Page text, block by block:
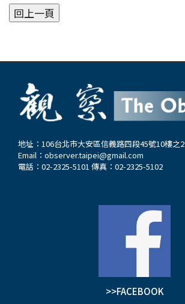
地址：106台北市大安區信義路四段45號10樓之2
Email： observer.taipei@gmail.com
電話：02-2325-5101 傳真：02-2325-5102
>>FACEBOOK